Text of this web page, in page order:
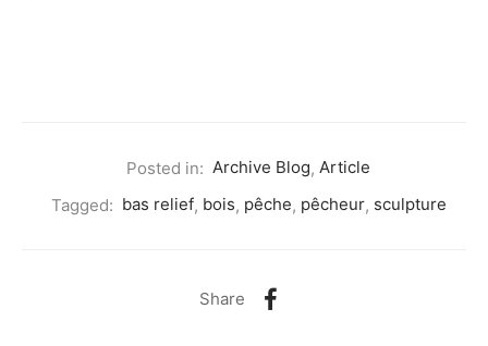
Posted in: Archive Blog, Article
Tagged: bas relief, bois, pêche, pêcheur, sculpture
Share